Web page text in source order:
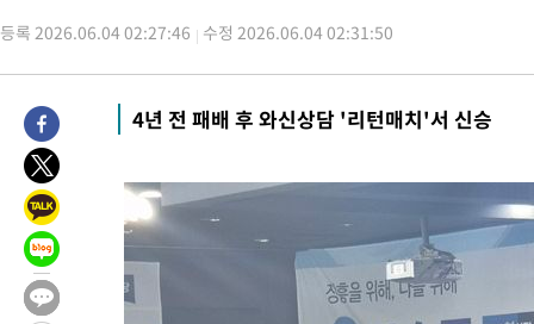
3시간 전 >[속보]코스닥, 8.85포인트(1.11%) 오른 807.66 개장
3시간 전 >[속보]코스피, 47.56포인트(0.76%) 오른 6306.33 개장
-26656초 전 >
한국계 프란체스카 홍 등 美 진보파 '약진'…2028년 대선판 흔
-26053초 전 >
검토"
-19374초 전 >
[단독]체온 40.6도 쓰러진 해명…"엄살"이라며 훈련강요
-18382초 전 >
[속보]강훈식 "충청권 246조·영남권 107조 투자 프로젝트 올
수"
-18029초 전 >
[속보]강훈식 "반도체 함께 성장 프로젝트 10년간 1조원 규모
진…상생무역금융 5조 공급"
-17581초 전 >
[속보]강훈식 "연내 메가특구특별법 제정 추진…인허가·환경
평가 단축"
-15949초 전 >
[속보]경찰, '내부 비리' 자진신고자 징계 감면…포상금 1억으
등록 2026.06.04 02:27:46 수정 2026.06.04 02:31:50
4년 전 패배 후 와신상담 '리턴매치'서 신승